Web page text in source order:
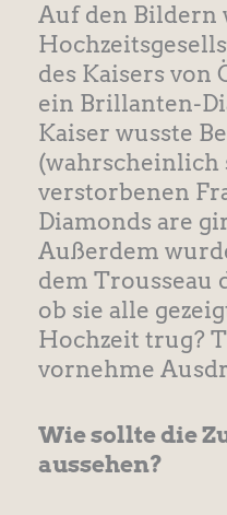
Auf den Bildern
des Kaisers von
ein Brillanten-
Kaiser wusste
(wahrscheinlich
verstorbenen
Diamonds are
Außerdem
dem Trousseau
ob sie alle
Hochzeit trug?
vornehme
Wie sollte die
aussehen?